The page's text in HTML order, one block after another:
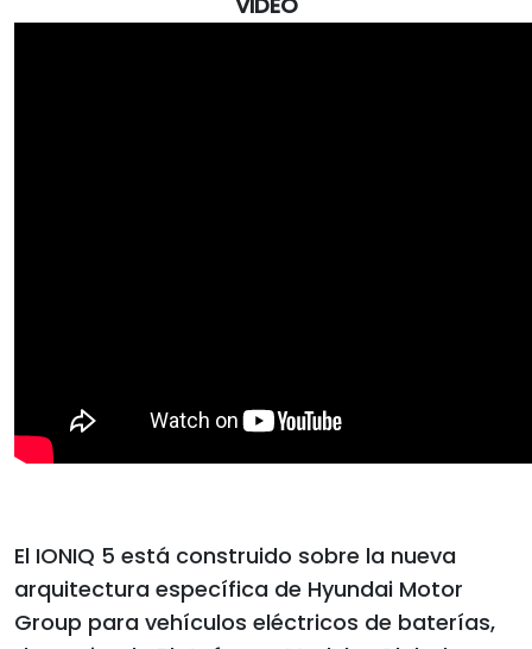
El IONIQ 5 está construido sobre la nueva
arquitectura específica de Hyundai Motor
Group para vehículos eléctricos de baterías,